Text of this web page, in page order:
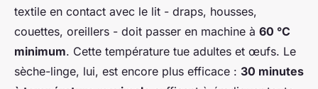
textile en contact avec le lit - draps, housses,
couettes, oreillers - doit passer en machine à 60 °C
minimum. Cette température tue adultes et œufs. Le
sèche-linge, lui, est encore plus efficace : 30 minutes